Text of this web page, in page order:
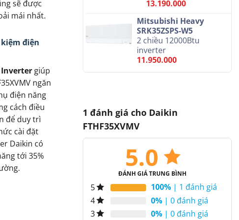
sẽ được
mái nhất.
điện
Invertergiúp
ngăn
điện năng
cách điều
để duy trì
cài đặt
Daikin có
tới 35%
13.190.000
Mitsubishi Heavy
SRK35ZSPS-W5
2 chiều 12000Btu
inverter
11.950.000
1 đánh giá cho Daikin
FTHF35XVMV
5.0
ĐÁNH GIÁ TRUNG BÌNH
5 100% | 1 đánh giá
4
0% | 0 đánh giá
3
0% | 0 đánh giá